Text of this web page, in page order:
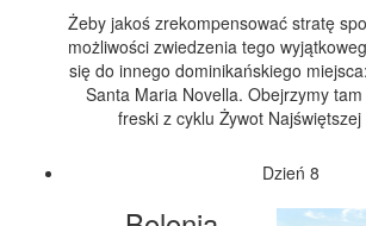
Żeby jakoś zrekompensować stratę
możliwości zwiedzenia tego
się do innego dominikańskiego
Santa Maria Novella. Obejrzymy
freski z cyklu Żywot
Dzień 8